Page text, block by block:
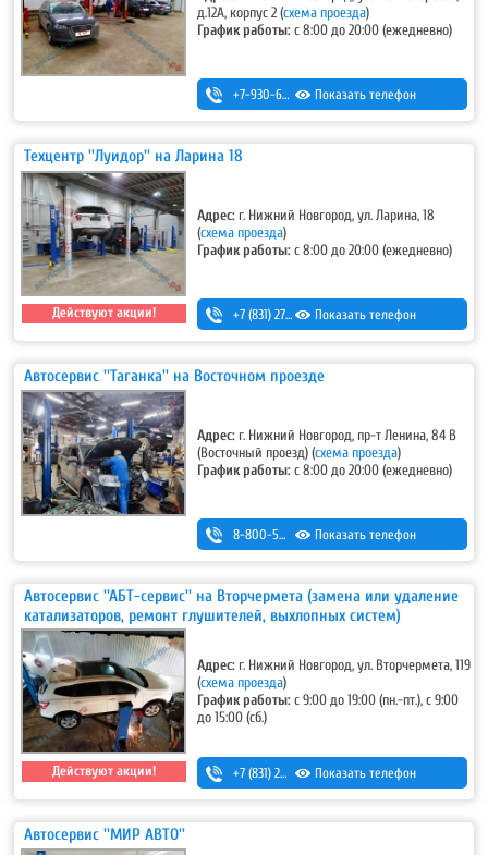
д.12А, корпус 2(схема проезда)
График работы:с 8:00 до 20:00 (ежедневно)
+7-930-666-14-30 Показать телефон
Техцентр ''Луидор'' на Ларина 18
Действуют акции!
Адрес: г. Нижний Новгород, ул. Ларина, 18
(схема проезда)
График работы:с 8:00 до 20:00 (ежедневно)
+7 (831) 275-83-12 Показать телефон
Автосервис ''Таганка'' на Восточном проезде
Адрес: г. Нижний Новгород, пр-т Ленина, 84 В
(Восточный проезд)(схема проезда)
График работы:с 8:00 до 20:00 (ежедневно)
8-800-500-7-111 Показать телефон
Автосервис ''АБТ-сервис'' на Вторчермета (замена или удаление
катализаторов, ремонт глушителей, выхлопных систем)
Действуют акции!
Адрес: г. Нижний Новгород, ул. Вторчермета, 119
(схема проезда)
График работы:с 9:00 до 19:00 (пн.-пт.), с 9:00
до 15:00 (сб.)
+7 (831) 257-73-63 ,+7 (831) 415-13-48
Показать телефон
Автосервис ''МИР АВТО''